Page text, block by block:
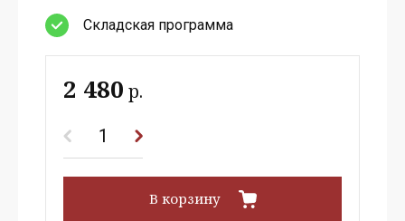
Cкладская программа
2 480 р.
В корзину